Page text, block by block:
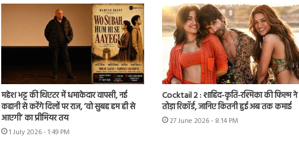
महेश भट्ट की थिएटर में धमाकेदार वापसी, नई
कहानी से करेंगे दिलों पर राज, ‘वो सुबह हम ही से
आएगी’ का प्रीमियर तय
1 July 2026 - 1:49 PM
Cocktail 2 : शाहिद-कृति-रश्मिका की फिल्म ने
तोड़ा रिकॉर्ड, जानिए कितनी हुई अब तक कमाई
27 June 2026 - 8:14 PM